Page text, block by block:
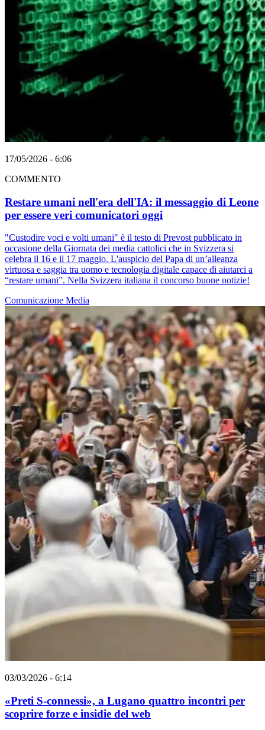
17/05/2026 - 6:06
COMMENTO
Restare umani nell'era dell'IA: il messaggio di Leone
per essere veri comunicatori oggi
"Custodire voci e volti umani" è il testo di Prevost pubblicato in
occasione della Giornata dei media cattolici che in Svizzera si
celebra il 16 e il 17 maggio. L'auspicio del Papa di un’alleanza
virtuosa e saggia tra uomo e tecnologia digitale capace di aiutarci a
“restare umani”. Nella Svizzera italiana il concorso buone notizie!
Comunicazione Media
03/03/2026 - 6:14
«Preti S-connessi», a Lugano quattro incontri per
scoprire forze e insidie del web